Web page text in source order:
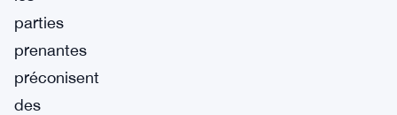
parties
prenantes
préconisent
des